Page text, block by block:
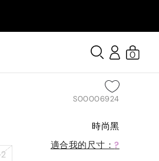
0
S00006924
時尚黑
適合我的尺寸：?